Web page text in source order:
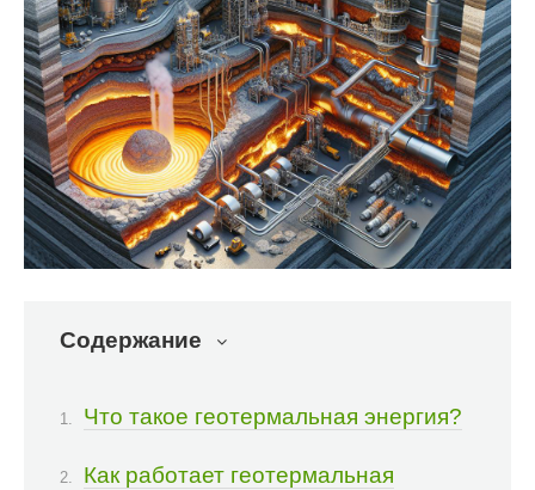
Содержание
Что такое геотермальная энергия?
Как работает геотермальная